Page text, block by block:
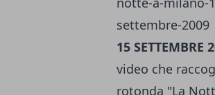
15 SETTEMBRE
video che
rotonda "La